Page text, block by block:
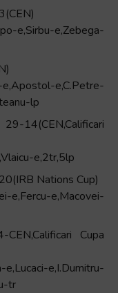
e,Sirbu-e,Zebega-
e,C.Petre-
lp
14(CEN,Calificari
e,2tr,5lp
Nations Cup)
e,Macovei-
Cupa
e,I.Dumitru-
tr